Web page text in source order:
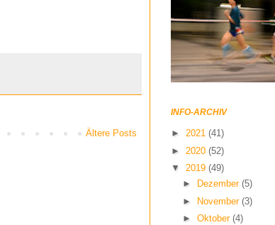
Ältere Posts
INFO-ARCHIV
► 2021 (41)
► 2020 (52)
▼ 2019 (49)
►
Dezember (5)
► November (3)
► Oktober (4)